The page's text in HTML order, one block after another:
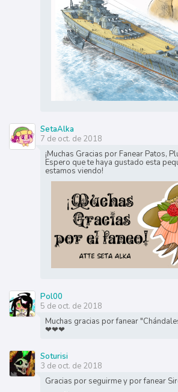
SetaAlka
7 de oct. de 2018
¡Muchas Gracias por Fanear Patos,
Espero que te haya gustado esta
estamos viendo!
Pol00
5 de oct. de 2018
Muchas gracias por fanear
❤❤❤
Soturisi
3 de oct. de 2018
Gracias por seguirme y por fanear